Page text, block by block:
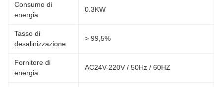
Consumo di
energia
0.3KW
Tasso di
desalinizzazione
> 99,5%
Fornitore di
energia
AC24V-220V / 50Hz / 60HZ